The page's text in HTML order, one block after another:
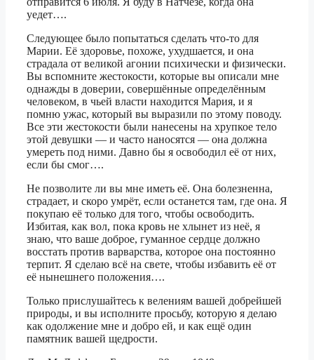
уедет….
Следующее было попытаться сделать что-то для
Марии. Её здоровье, похоже, ухудшается, и она
страдала от великой агонии психически и физически.
Вы вспомните жестокости, которые вы описали мне
однажды в доверии, совершённые определённым
человеком, в чьей власти находится Мария, и я
помню ужас, который вы выразили по этому поводу.
Все эти жестокости были нанесены на хрупкое тело
этой девушки — и часто наносятся — она должна
умереть под ними. Давно бы я освободил её от них,
если бы смог….
Не позволите ли вы мне иметь её. Она болезненна,
страдает, и скоро умрёт, если останется там, где она. Я
покупаю её только для того, чтобы освободить.
Избитая, как вол, пока кровь не хлынет из неё, я
знаю, что ваше доброе, гуманное сердце должно
восстать против варварства, которое она постоянно
терпит. Я сделаю всё на свете, чтобы избавить её от
её нынешнего положения….
Только прислушайтесь к велениям вашей добрейшей
природы, и вы исполните просьбу, которую я делаю
как одолжение мне и добро ей, и как ещё один
памятник вашей щедрости.